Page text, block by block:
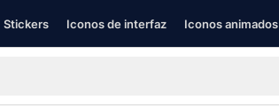
Stickers Iconos de interfaz Iconos animados